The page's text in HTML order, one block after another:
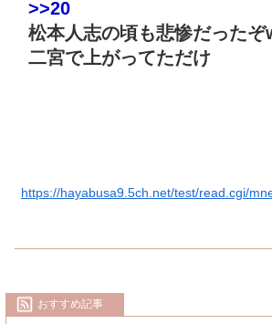
>>20
松本人志の頃も悲惨だったぞ
二宮で上がってただけ
https://hayabusa9.5ch.net/test/read.cgi/
おすすめ記事